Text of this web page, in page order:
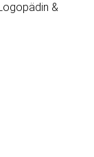
&